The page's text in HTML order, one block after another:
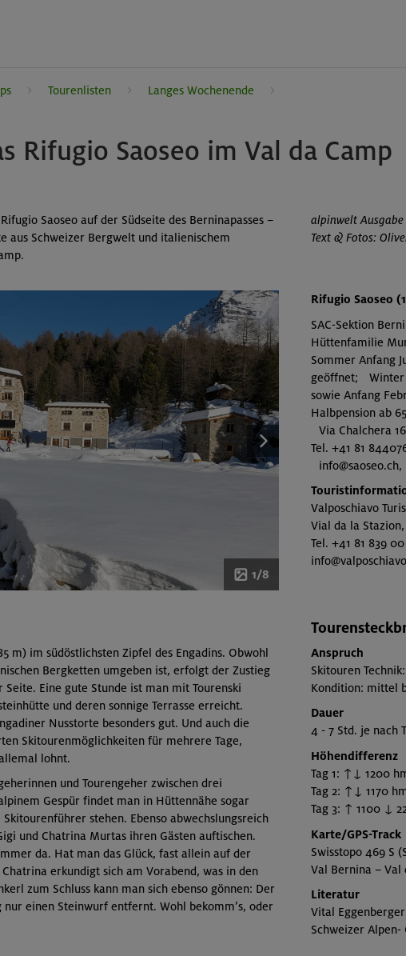
Tourenlisten
Langes Wochenende
Rifugio Saoseo im Val da Camp
Saoseo auf der Südseite des Berninapasses –
aus Schweizer Bergwelt und italienischem
alpinwelt Ausgabe
Text & Fotos:
1/8
Rifugio Saoseo
SAC-Sektion
Hüttenfamilie
Sommer Anfang
geöffnet; Winter
sowie Anfang
Halbpension ab
Via Chalchera
Tel. +41 81
info@saoseo.ch,
Valposchiavo
Vial da la Stazion,
Tel. +41 81 839
m) im südöstlichsten Zipfel des Engadins. Obwohl
Bergketten umgeben ist, erfolgt der Zustieg
Eine gute Stunde ist man mit Tourenski
und deren sonnige Terrasse erreicht.
Nusstorte besonders gut. Und auch die
Skitourenmöglichkeiten für mehrere Tage,
lohnt.
und Tourengeher zwischen drei
Gespür findet man in Hüttennähe sogar
stehen. Ebenso abwechslungsreich
und Chatrina Murtas ihren Gästen auftischen.
da. Hat man das Glück, fast allein auf der
erkundigt sich am Vorabend, was in den
zum Schluss kann man sich ebenso gönnen: Der
einen Steinwurf entfernt. Wohl bekomm’s, oder
Anspruch
Skitouren
Kondition: mittel
Dauer
4 - 7 Std. je nach
Höhendifferenz
Tag 1: ↑↓ 1200
Tag 2: ↑↓ 1170
Tag 3: ↑ 1100 ↓
Karte/GPS-Track
Swisstopo 469 S
Val Bernina – Val
Literatur
Vital
Schweizer Alpen-